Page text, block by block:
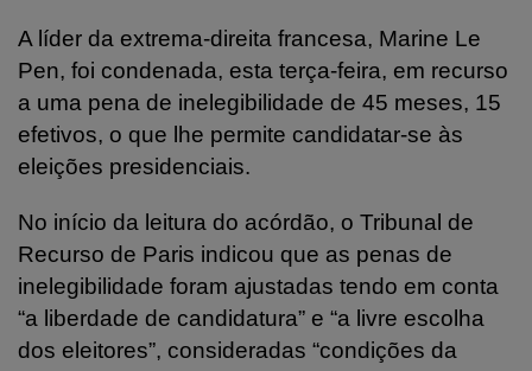
A líder da extrema-direita francesa, Marine Le
Pen, foi condenada, esta terça-feira, em recurso
a uma pena de inelegibilidade de 45 meses, 15
efetivos, o que lhe permite candidatar-se às
eleições presidenciais.
No início da leitura do acórdão, o Tribunal de
Recurso de Paris indicou que as penas de
inelegibilidade foram ajustadas tendo em conta
“a liberdade de candidatura” e “a livre escolha
dos eleitores”, consideradas “condições da